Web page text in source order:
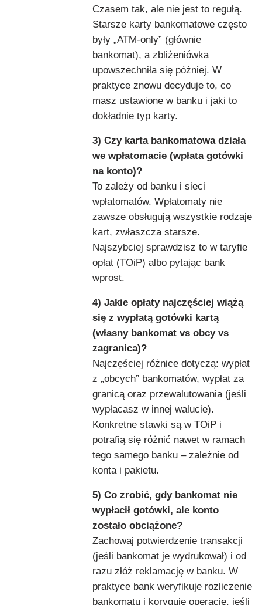
Czasem tak, ale nie jest to regułą.
Starsze karty bankomatowe często
były „ATM-only” (głównie
bankomat), a zbliżeniówka
upowszechniła się później. W
praktyce znowu decyduje to, co
masz ustawione w banku i jaki to
dokładnie typ karty.
3) Czy karta bankomatowa działa
we wpłatomacie (wpłata gotówki
na konto)?
To zależy od banku i sieci
wpłatomatów. Wpłatomaty nie
zawsze obsługują wszystkie rodzaje
kart, zwłaszcza starsze.
Najszybciej sprawdzisz to w taryfie
opłat (TOiP) albo pytając bank
wprost.
4) Jakie opłaty najczęściej wiążą
się z wypłatą gotówki kartą
(własny bankomat vs obcy vs
zagranica)?
Najczęściej różnice dotyczą: wypłat
z „obcych” bankomatów, wypłat za
granicą oraz przewalutowania (jeśli
wypłacasz w innej walucie).
Konkretne stawki są w TOiP i
potrafią się różnić nawet w ramach
tego samego banku – zależnie od
konta i pakietu.
5) Co zrobić, gdy bankomat nie
wypłacił gotówki, ale konto
zostało obciążone?
Zachowaj potwierdzenie transakcji
(jeśli bankomat je wydrukował) i od
razu złóż reklamację w banku. W
praktyce bank weryfikuje rozliczenie
bankomatu i koryguje operację, jeśli